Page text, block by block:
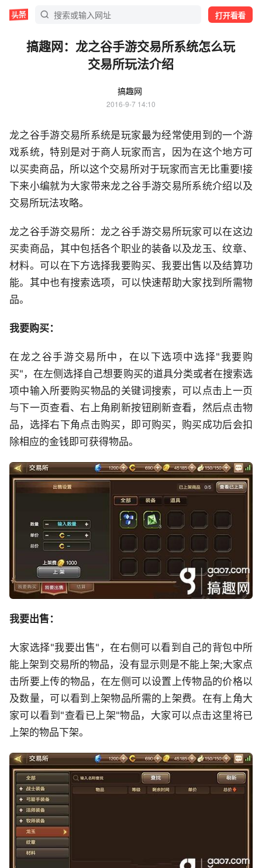
打开看看
搞趣网：龙之谷手游交易所系统怎么玩
交易所玩法介绍
搞趣网
2016-9-7 14:10
龙之谷手游交易所系统是玩家最为经常使用到的一个游
戏系统，特别是对于商人玩家而言，因为在这个地方可
以买卖商品，所以这个交易所对于玩家而言无比重要!接
下来小编就为大家带来龙之谷手游交易所系统介绍以及
交易所玩法攻略。
龙之谷手游交易所：龙之谷手游交易所玩家可以在这边
买卖商品，其中包括各个职业的装备以及龙玉、纹章、
材料。可以在下方选择我要购买、我要出售以及结算功
能。其中也有搜索选项，可以快速帮助大家找到所需物
品。
我要购买：
在龙之谷手游交易所中，在以下选项中选择"我要购
买"，在左侧选择自己想要购买的道具分类或者在搜索选
项中输入所要购买物品的关键词搜索，可以点击上一页
与下一页查看、右上角刷新按钮刷新查看，然后点击物
品，选择右下角点击购买，即可购买，购买成功后会扣
除相应的金钱即可获得物品。
我要出售：
大家选择"我要出售"，在右侧可以看到自己的背包中所
能上架到交易所的物品，没有显示则是不能上架;大家点
击所要上传的物品，在左侧可以设置上传物品的价格以
及数量，可以看到上架物品所需的上架费。在有上角大
家可以看到"查看已上架"物品，大家可以点击这里将已
上架的物品下架。